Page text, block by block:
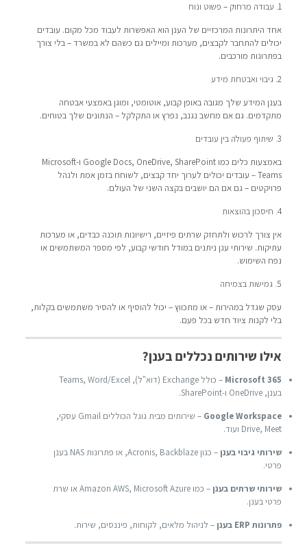
1. עבודה מרחוק – פשוט ונוח
אחד היתרונות המרכזיים של הענן הוא האפשרות לעבוד מכל מקום. עובדים
יכולים להתחבר לקבצים, מערכות ומיילים גם כשהם לא במשרד – בלי צורך
בפתרונות מורכבים.
2. גיבוי ואבטחת מידע
בענן המידע שלך מגובה באופן קבוע, אוטומטי, ומוגן באמצעי אבטחה
מתקדמים. גם אם מחשב נגנב, נפרץ או התקלקל – הנתונים שלך בטוחים.
3. שיתוף פעולה בין עובדים
באמצעות כלים כמו Google Docs, OneDrive, SharePoint ו-Microsoft
Teams – עובדים יכולים לערוך יחד קבצים, לשוחח בזמן אמת ולנהל
פרויקטים – גם אם הם יושבים בקצה השני של העולם.
4. חיסכון בהוצאות
אין צורך לרכוש ולתחזק שרתים פיזיים, רישיונות תוכנה כבדים, או מערכות
עתיקות. שירותי ענן ניתנים במודל חודשי קבוע, לפי מספר המשתמשים או
נפח השימוש.
5. גמישות בצמיחה
עסק שגדל במהירות – או מתכווץ – יכול להוסיף או להסיר משתמשים בקלות,
בלי לקנות ציוד חדש בכל פעם.
אילו שירותים נכללים בענן?
Microsoft 365
– כולל Exchange (דוא"ל), Teams, Word/Excel
בענן, OneDrive ו-SharePoint.
Google Workspace
– שירותים מבית גוגל הכוללים Gmail עסקי,
Drive, Meet ועוד.
שירותי גיבוי בענן
– כגון Acronis, Backblaze, או פתרונות NAS בענן
פרטי.
שירותי שרתים בענן
– כמו Amazon AWS, Microsoft Azure או שרת
פרטי בענן.
פתרונות ERP בענן
– לניהול מלאים, לקוחות, פיננסים, שירות.